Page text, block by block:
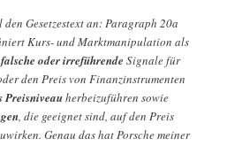
Gesetzestext an: Paragraph 20a
Kurs- und Marktmanipulation als
falsche oder irreführendeSignale für
den Preis von Finanzinstrumenten
Preisniveauherbeizuführen sowie
, die geeignet sind, auf den Preis
Genau das hat Porsche meiner